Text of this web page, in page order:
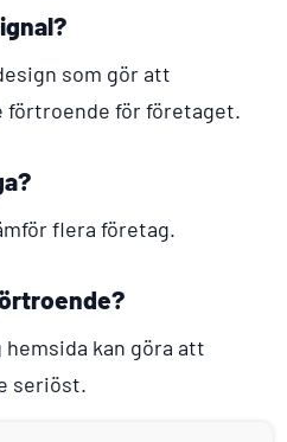
som gör att
förtroende för företaget.
flera företag.
kan göra att
seriöst.